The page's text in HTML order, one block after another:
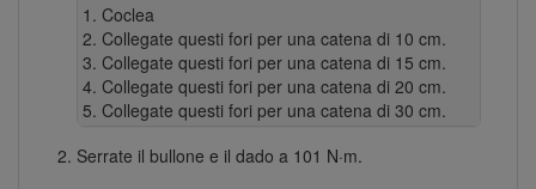
Coclea
Collegate questi fori per una catena di 10 cm.
Collegate questi fori per una catena di 15 cm.
Collegate questi fori per una catena di 20 cm.
Collegate questi fori per una catena di 30 cm.
Serrate il bullone e il dado a 101 N·m.